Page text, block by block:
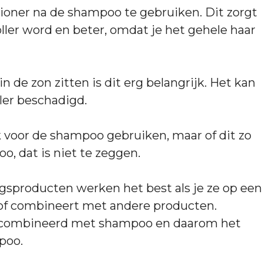
na de shampoo te gebruiken. Dit zorgt
word en beter, omdat je het gehele haar
de zon zitten is dit erg belangrijk. Het kan
beschadigd.
de shampoo gebruiken, maar of dit zo
dat is niet te zeggen.
werken het best als je ze op een
combineert met andere producten.
met shampoo en daarom het